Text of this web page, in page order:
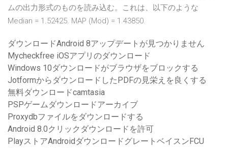
ムの出力形式のものを読み込む。これは、以下のような
Median = 1.52425. MAP (Mod) = 1.43850.
ダウンロードAndroid 8アップデートが見つかりません
Mycheckfree iOSアプリのダウンロード
Windows 10ダウンロードがブラウザをブロックする
JotformからダウンロードしたPDFの見栄えを良くする
無料ダウンロードcamtasia
PSPゲームダウンロードアーカイブ
Proxydbファイルをダウンロードする
Android 8.0クリックダウンロードを許可
PlayストアAndroidダウンロードグレートベイスンFCU